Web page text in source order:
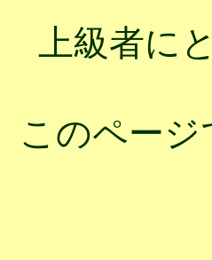
上級者に
このペー